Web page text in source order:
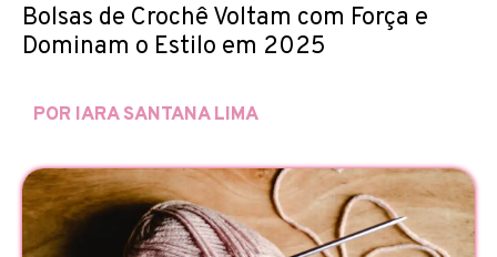
Bolsas de Crochê Voltam com Força e
Dominam o Estilo em 2025
POR IARA SANTANA LIMA